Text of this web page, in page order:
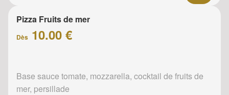
Pizza Fruits de mer
Dès 10.00 €
Base sauce tomate, mozzarella, cocktail de fruits de
mer, persillade